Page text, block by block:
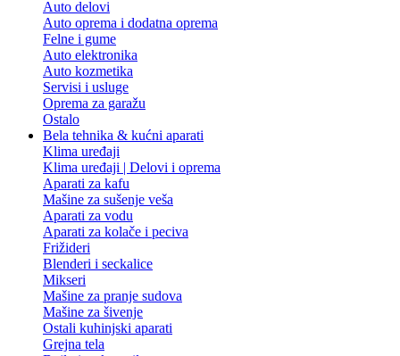
Auto delovi
Auto oprema i dodatna oprema
Felne i gume
Auto elektronika
Auto kozmetika
Servisi i usluge
Oprema za garažu
Ostalo
Bela tehnika & kućni aparati
Klima uređaji
Klima uređaji | Delovi i oprema
Aparati za kafu
Mašine za sušenje veša
Aparati za vodu
Aparati za kolače i peciva
Frižideri
Blenderi i seckalice
Mikseri
Mašine za pranje sudova
Mašine za šivenje
Ostali kuhinjski aparati
Grejna tela